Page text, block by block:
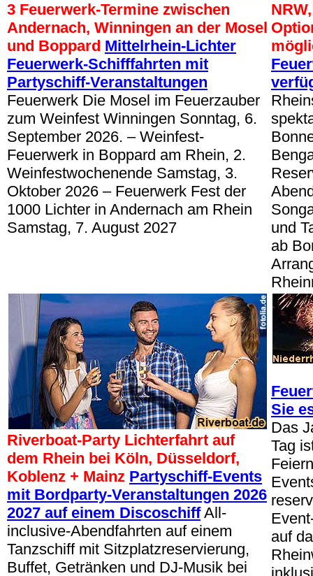
3 Feuerwerk-Termine zwischen
Andernach, Winningen an der Mosel
und Boppard Mittelrhein-Lichter
Feuerwerk-Schifffahrten mit
Partyschiff-Veranstaltungen
Feuerwerk Die Mosel im Feuerzauber
zum Weinfest Winningen Sonntag, 6.
September 2026. – Weinfest-
Feuerwerk in Boppard am Rhein, 2.
Weinfestwochenende Samstag, 3.
Oktober 2026 – Feuerwerk Fest der
1000 Lichter in Andernach am Rhein
Samstag, 7. August 2027
und
ab
Riverboat-Party Lichterfahrt auf
dem Rhein bei Köln, Düsseldorf,
Koblenz + Mainz Partyschiff-Events
mit Bordparty-Veranstaltungen 2026
2027 auf einem DiscoschiffAll-
inclusive-Abendfahrten auf einem
Tanzschiff mit Sitzplatzreservierung,
Buffet, Getränken und DJ-Musik bei
Sie
Das
Tag
auf